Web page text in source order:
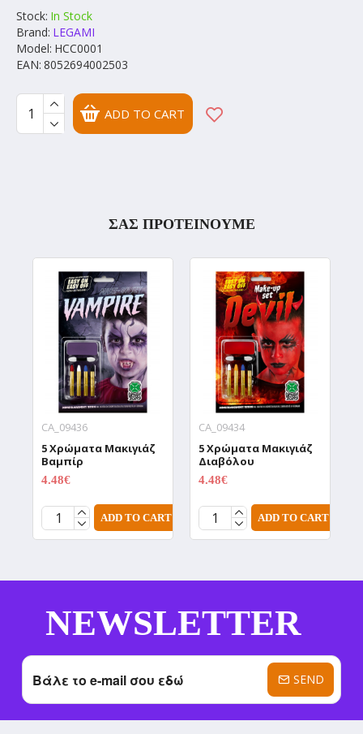
Stock: In Stock
Brand: LEGAMI
Model: HCC0001
EAN: 8052694002503
ADD TO CART
ΣΑΣ ΠΡΟΤΕΙΝΟΥΜΕ
CA_09436
5 Χρώματα Μακιγιάζ
Βαμπίρ
4.48€
ADD TO CART
CA_09434
5 Χρώματα Μακιγιάζ
Διαβόλου
4.48€
ADD TO CART
NEWSLETTER
SEND